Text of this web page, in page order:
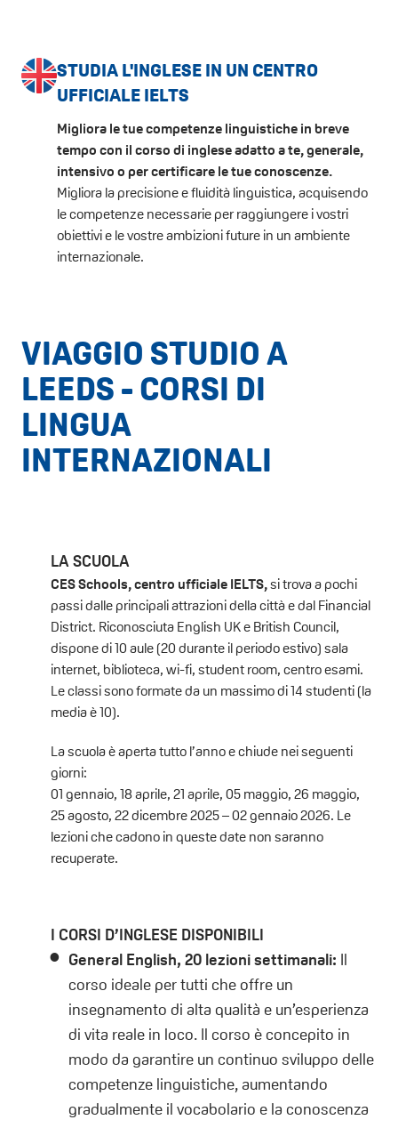
STUDIA L'INGLESE IN UN CENTRO
UFFICIALE IELTS
Migliora le tue competenze linguistiche in breve
tempo con il corso di inglese adatto a te, generale,
intensivo o per certificare le tue conoscenze.
Migliora la precisione e fluidità linguistica, acquisendo
le competenze necessarie per raggiungere i vostri
obiettivi e le vostre ambizioni future in un ambiente
internazionale.
VIAGGIO STUDIO A
LEEDS - CORSI DI
LINGUA
INTERNAZIONALI
LA SCUOLA
CES Schools, centro ufficiale IELTS,si trova a pochi
passi dalle principali attrazioni della città e dal Financial
District. Riconosciuta English UK e British Council,
dispone di 10 aule (20 durante il periodo estivo) sala
internet, biblioteca, wi-fi, student room, centro esami.
Le classi sono formate da un massimo di 14 studenti (la
media è 10).
La scuola è aperta tutto l’anno e chiude nei seguenti
giorni:
01 gennaio, 18 aprile, 21 aprile, 05 maggio, 26 maggio,
25 agosto, 22 dicembre 2025 – 02 gennaio 2026. Le
lezioni che cadono in queste date non saranno
recuperate.
I CORSI D’INGLESE DISPONIBILI
General English, 20 lezioni settimanali: Il
corso ideale per tutti che offre un
insegnamento di alta qualità e un’esperienza
di vita reale in loco. Il corso è concepito in
modo da garantire un continuo sviluppo delle
competenze linguistiche, aumentando
gradualmente il vocabolario e la conoscenza